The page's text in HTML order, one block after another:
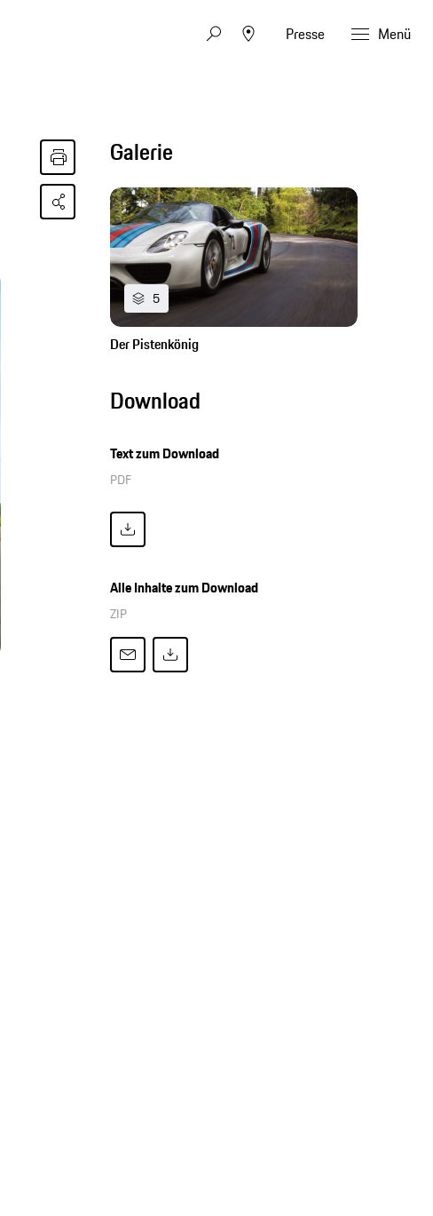
Presse Menü
Galerie
5
Der Pistenkönig
Download
Text zum Download
PDF
Alle Inhalte zum Download
ZIP